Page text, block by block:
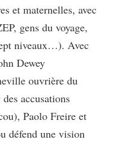
et maternelles, avec
gens du voyage,
niveaux…). Avec
Dewey
ouvrière du
accusations
Paolo Freire et
défend une vision